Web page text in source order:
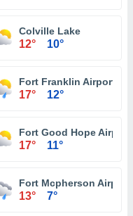
Colville Lake
12° 10°
Fort Franklin Airport
17° 12°
Fort Good Hope Airport
17° 11°
Fort Mcpherson Airport
13° 7°